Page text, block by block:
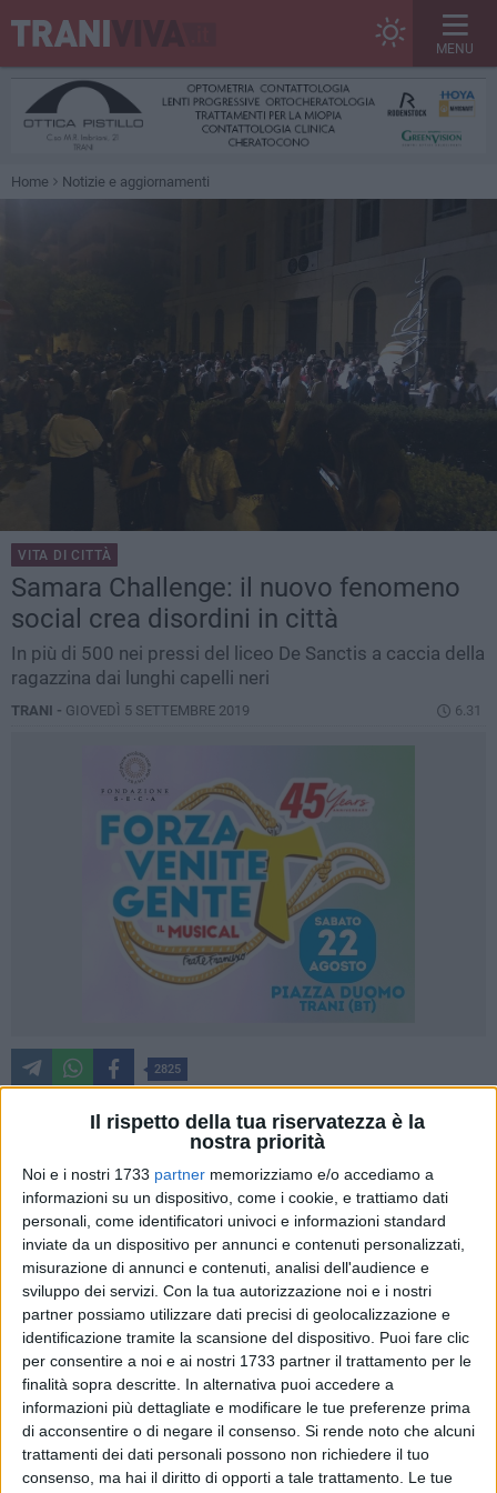
Il rispetto della tua riservatezza è la
nostra priorità
Noi e i nostri 1733 partner memorizziamo e/o accediamo a
informazioni su un dispositivo, come i cookie, e trattiamo dati
personali, come identificatori univoci e informazioni standard
inviate da un dispositivo per annunci e contenuti personalizzati,
misurazione di annunci e contenuti, analisi dell'audience e
sviluppo dei servizi. Con la tua autorizzazione noi e i nostri
partner possiamo utilizzare dati precisi di geolocalizzazione e
identificazione tramite la scansione del dispositivo. Puoi fare clic
per consentire a noi e ai nostri 1733 partner il trattamento per le
finalità sopra descritte. In alternativa puoi accedere a
informazioni più dettagliate e modificare le tue preferenze prima
di acconsentire o di negare il consenso. Si rende noto che alcuni
trattamenti dei dati personali possono non richiedere il tuo
consenso, ma hai il diritto di opporti a tale trattamento. Le tue
MENU
Home Notizie e aggiornamenti
VITA DI CITTÀ
Samara Challenge: il nuovo fenomeno
social crea disordini in città
In più di 500 nei pressi del liceo De Sanctis a caccia della
ragazzina dai lunghi capelli neri
TRANI - GIOVEDÌ 5 SETTEMBRE 2019 6.31
2825
La Samara Challenge, la nuova sfida che sta spopolando sui
social e in diversi Comuni d'Italia, è sbarcata anche a Trani.
Nella serata di ieri, 4 settembre, in tantissimi si sono dati
appuntamento nei pressi del liceo De Sanctis in attesa di
avvistare l'inquietante ragazzina dai lunghi capelli neri. La
sfida coinvolge i più giovani e consiste nel travestirsi come
la protagonista dell'horror The Ring, Samara Morgan, e
aggirarsi nelle ore buie per le vie della città con l'obiettivo di
spaventare i passanti, pubblicando e diffondendo poi il
video sui social.
Su Instagram Samara avrebbe dato appuntamento in serata
nei pressi del liceo tranese e così circa 500 persone, tra